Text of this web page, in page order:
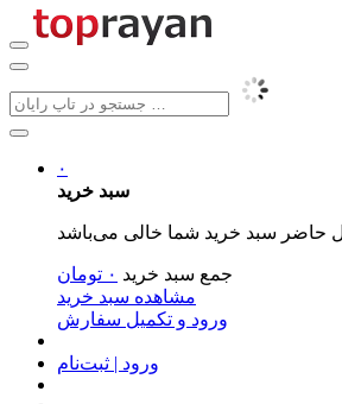
۰
سبد خرید
جمع سبد خرید ۰ تومان
مشاهده سبد خرید
ورود و تکمیل سفارش
ورود | ثبت‌نام